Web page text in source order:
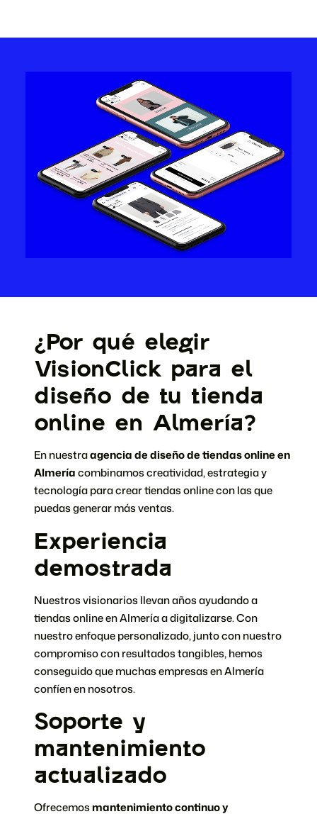
¿Por qué elegir
VisionClick para el
diseño de tu tienda
online en Almería?
En nuestraagencia de diseño de tiendas online en
Almeríacombinamos creatividad, estrategia y
tecnología para crear tiendas online con las que
puedas generar más ventas.
Experiencia
demostrada
Nuestros visionarios llevan años ayudando a
tiendas online en Almería a digitalizarse. Con
nuestro enfoque personalizado, junto con nuestro
compromiso con resultados tangibles, hemos
conseguido que muchas empresas en Almería
confíen en nosotros.
Soporte y
mantenimiento
actualizado
Ofrecemosmantenimiento continuo y